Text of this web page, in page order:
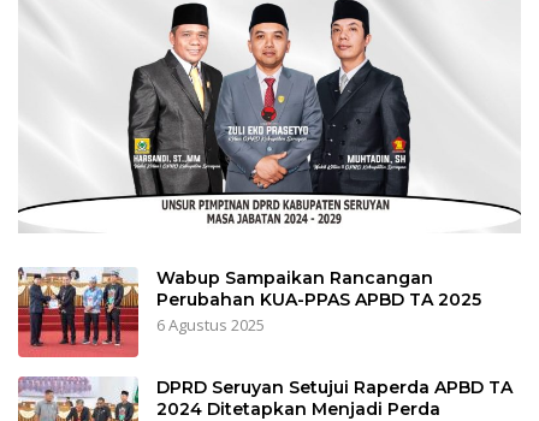
Wabup Sampaikan Rancangan
Perubahan KUA-PPAS APBD TA 2025
6 Agustus 2025
DPRD Seruyan Setujui Raperda APBD TA
2024 Ditetapkan Menjadi Perda